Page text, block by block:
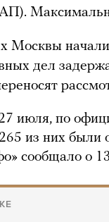
Москвы
дел
июля, по
из них были
сообщало о